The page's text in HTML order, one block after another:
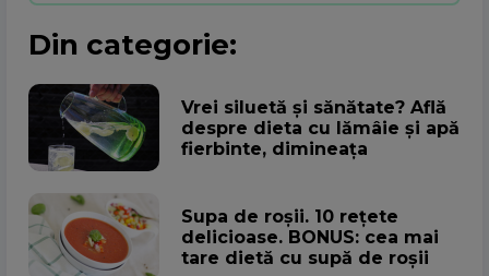
Din categorie:
Vrei siluetă și sănătate? Află
despre dieta cu lămâie și apă
fierbinte, dimineața
Supa de roșii. 10 rețete
delicioase. BONUS: cea mai
tare dietă cu supă de roșii